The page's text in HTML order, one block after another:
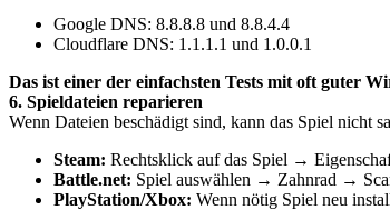
Google DNS: 8.8.8.8 und 8.8.4.4
Cloudflare DNS: 1.1.1.1 und 1.0.0.1
Das ist einer der einfachsten Tests mit oft guter
6. Spieldateien reparieren
Wenn Dateien beschädigt sind, kann das Spiel nicht
Steam: Rechtsklick auf das Spiel →
Battle.net: Spiel auswählen → Zahnrad →
PlayStation/Xbox: Wenn nötig Spiel neu